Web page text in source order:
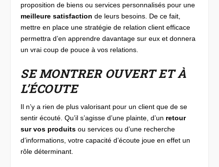
proposition de biens ou services personnalisés pour une
meilleure satisfaction de leurs besoins. De ce fait,
mettre en place une stratégie de relation client efficace
permettra d’en apprendre davantage sur eux et donnera
un vrai coup de pouce à vos relations.
SE MONTRER OUVERT ET À
L’ÉCOUTE
Il n’y a rien de plus valorisant pour un client que de se
sentir écouté. Qu’il s’agisse d’une plainte, d’un retour
sur vos produits ou services ou d’une recherche
d’informations, votre capacité d’écoute joue en effet un
rôle déterminant.